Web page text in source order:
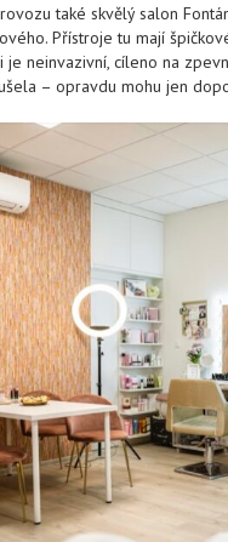
také skvělý salon
Přístroje tu mají
neinvazivní, cíleno na
– opravdu mohu jen